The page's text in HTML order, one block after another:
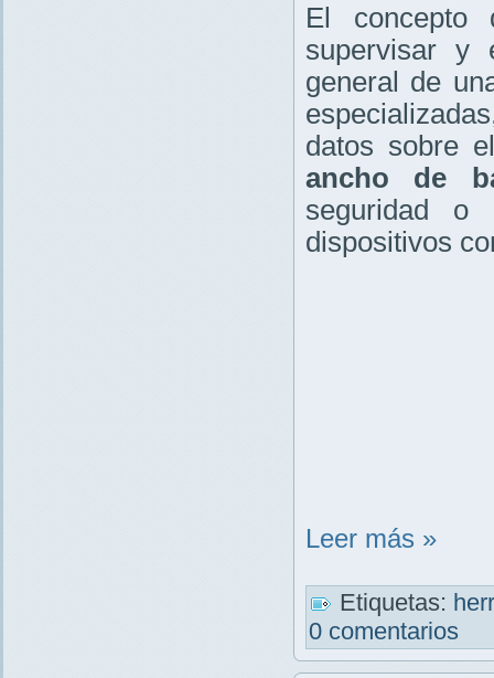
El
supervisar y
general de
datos sobre
ancho de
seguridad o
dispositivos
Leer más »
Etiquetas:
0 comentarios